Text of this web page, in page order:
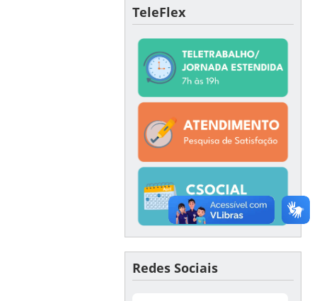
TeleFlex
Redes Sociais